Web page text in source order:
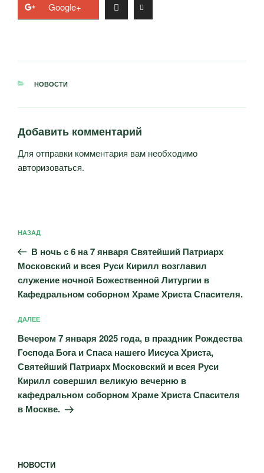
Google+
РУБРИКИ
НОВОСТИ
Добавить комментарий
Для отправки комментария вам необходимо
авторизоваться.
по
записям
Предыдущая
запись:
НАЗАД
В ночь с 6 на 7 января Святейший Патриарх
Московский и всея Руси Кирилл возглавил
служение ночной Божественной Литургии в
Кафедральном соборном Храме Христа Спасителя.
Следующая
запись
ДАЛЕЕ
Вечером 7 января 2025 года, в праздник Рождества
Господа Бога и Спаса нашего Иисуса Христа,
Святейший Патриарх Московский и всея Руси
Кирилл совершил великую вечерню в
кафедральном соборном Храме Христа Спасителя
в Москве.
НОВОСТИ